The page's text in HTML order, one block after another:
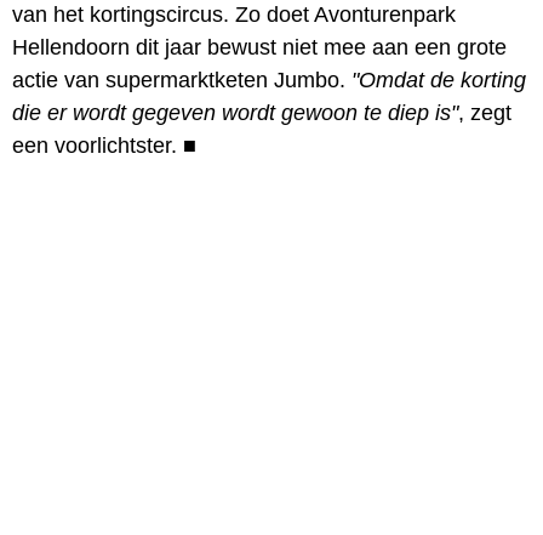
van het kortingscircus. Zo doet Avonturenpark
Hellendoorn dit jaar bewust niet mee aan een grote
actie van supermarktketen Jumbo. "Omdat de korting
die er wordt gegeven wordt gewoon te diep is", zegt
een voorlichtster. ■